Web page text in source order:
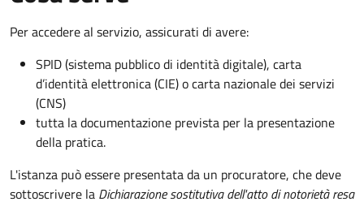
Per accedere al servizio, assicurati di avere:
SPID (sistema pubblico di identità digitale), carta
d’identità elettronica (CIE) o carta nazionale dei servizi
(CNS)
tutta la documentazione prevista per la presentazione
della pratica.
L'istanza può essere presentata da un procuratore, che deve
sottoscrivere la Dichiarazione sostitutiva dell'atto di notorietà resa